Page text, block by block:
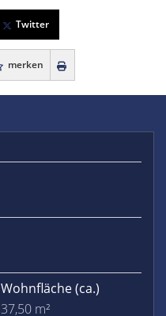
Twitter
merken
Wohnfläche(ca.)
37,50 m²